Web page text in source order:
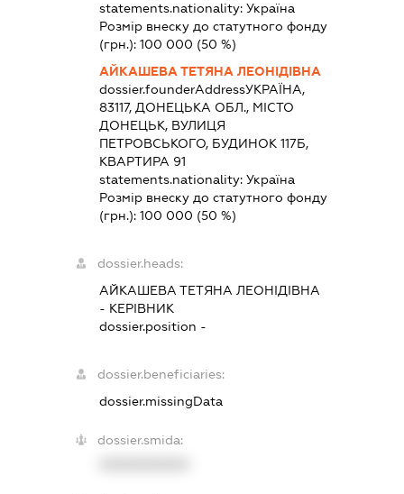
statements.nationality:Україна
Розмір внеску до статутного фонду
(грн.):100 000 (50 %)
АЙКАШЕВА ТЕТЯНА ЛЕОНІДІВНА
dossier.founderAddressУКРАЇНА,
83117, ДОНЕЦЬКА ОБЛ., МІСТО
ДОНЕЦЬК, ВУЛИЦЯ
ПЕТРОВСЬКОГО, БУДИНОК 117Б,
КВАРТИРА 91
statements.nationality:Україна
Розмір внеску до статутного фонду
(грн.):100 000 (50 %)
dossier.heads:
АЙКАШЕВА ТЕТЯНА ЛЕОНІДІВНА
- КЕРІВНИК
dossier.position -
dossier.beneficiaries:
dossier.missingData
dossier.smida: